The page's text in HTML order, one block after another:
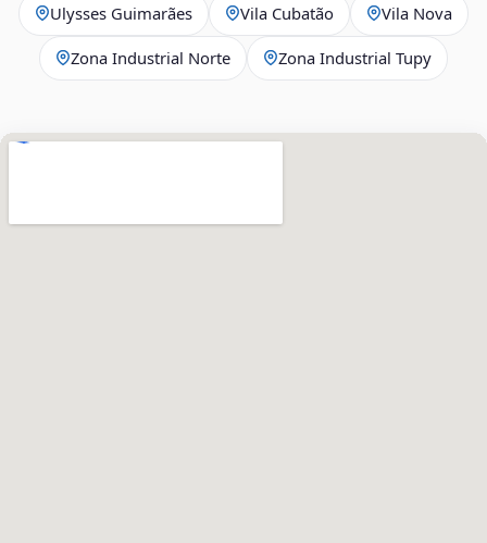
Ulysses Guimarães Vila Cubatão Vila Nova
Zona Industrial Norte Zona Industrial Tupy